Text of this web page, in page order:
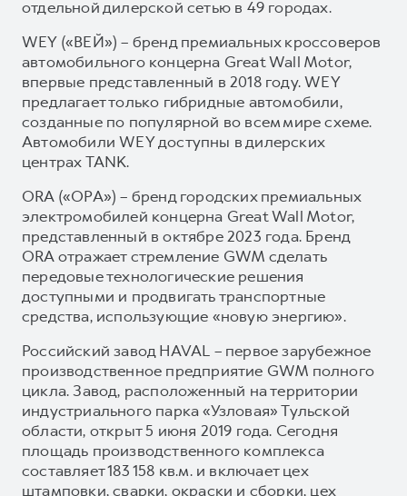
отдельной дилерской сетью в 49 городах.
WEY («ВЕЙ») – бренд премиальных кроссоверов
автомобильного концерна Great Wall Motor,
впервые представленный в 2018 году. WEY
предлагает только гибридные автомобили,
созданные по популярной во всем мире схеме.
Автомобили WEY доступны в дилерских
центрах TANK.
ORA («ОРА») – бренд городских премиальных
электромобилей концерна Great Wall Motor,
представленный в октябре 2023 года. Бренд
ORA отражает стремление GWM сделать
передовые технологические решения
доступными и продвигать транспортные
средства, использующие «новую энергию».
Российский завод HAVAL – первое зарубежное
производственное предприятие GWM полного
цикла. Завод, расположенный на территории
индустриального парка «Узловая» Тульской
области, открыт 5 июня 2019 года. Сегодня
площадь производственного комплекса
составляет 183 158 кв.м. и включает цех
штамповки, сварки, окраски и сборки, цех